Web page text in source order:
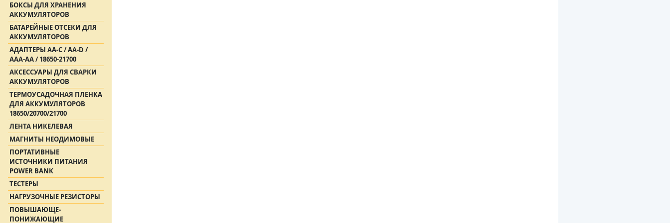
БОКСЫ ДЛЯ ХРАНЕНИЯ
АККУМУЛЯТОРОВ
БАТАРЕЙНЫЕ ОТСЕКИ ДЛЯ
АККУМУЛЯТОРОВ
АДАПТЕРЫ АА-С / АА-D /
AAA-AA / 18650-21700
АКСЕССУАРЫ ДЛЯ СВАРКИ
АККУМУЛЯТОРОВ
ТЕРМОУСАДОЧНАЯ ПЛЕНКА
ДЛЯ АККУМУЛЯТОРОВ
18650/20700/21700
ЛЕНТА НИКЕЛЕВАЯ
МАГНИТЫ НЕОДИМОВЫЕ
ПОРТАТИВНЫЕ
ИСТОЧНИКИ ПИТАНИЯ
POWER BANK
ТЕСТЕРЫ
НАГРУЗОЧНЫЕ РЕЗИСТОРЫ
ПОВЫШАЮЩЕ-
ПОНИЖАЮЩИЕ